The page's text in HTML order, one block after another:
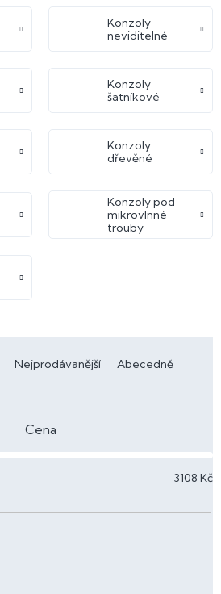
Konzoly
neviditelné
Konzoly
šatníkové
Konzoly
dřevěné
Konzoly pod
mikrovlnné
trouby
Nejprodávanější Abecedně
Cena
3108 Kč